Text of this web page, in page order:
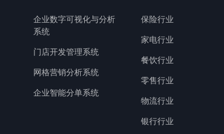
企业数字可视化与分析
系统
门店开发管理系统
网格营销分析系统
企业智能分单系统
保险行业
家电行业
餐饮行业
零售行业
物流行业
银行行业